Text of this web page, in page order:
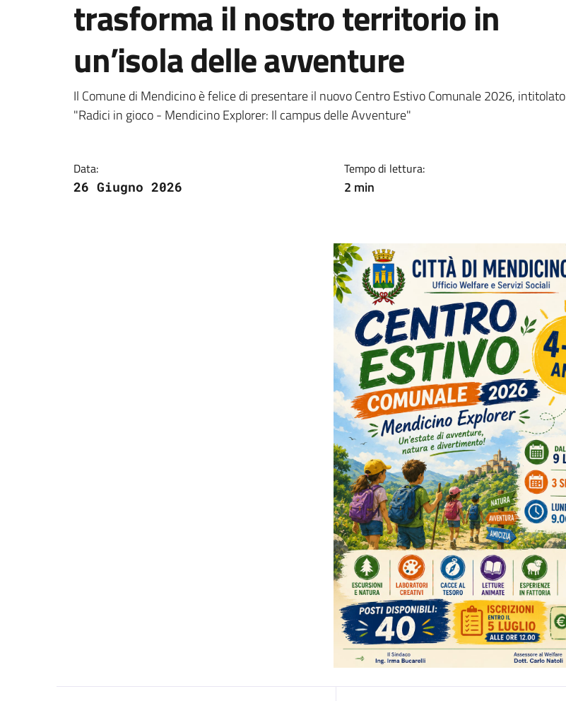
trasforma il nostro territorio in
un’isola delle avventure
Dettagli della notizia
Il Comune di Mendicino è felice di presentare il nuovo Centro Estivo Comunale 2026, intitolato
"Radici in gioco - Mendicino Explorer: Il campus delle Avventure"
Data:
26 Giugno 2026
Tempo di lettura:
2 min